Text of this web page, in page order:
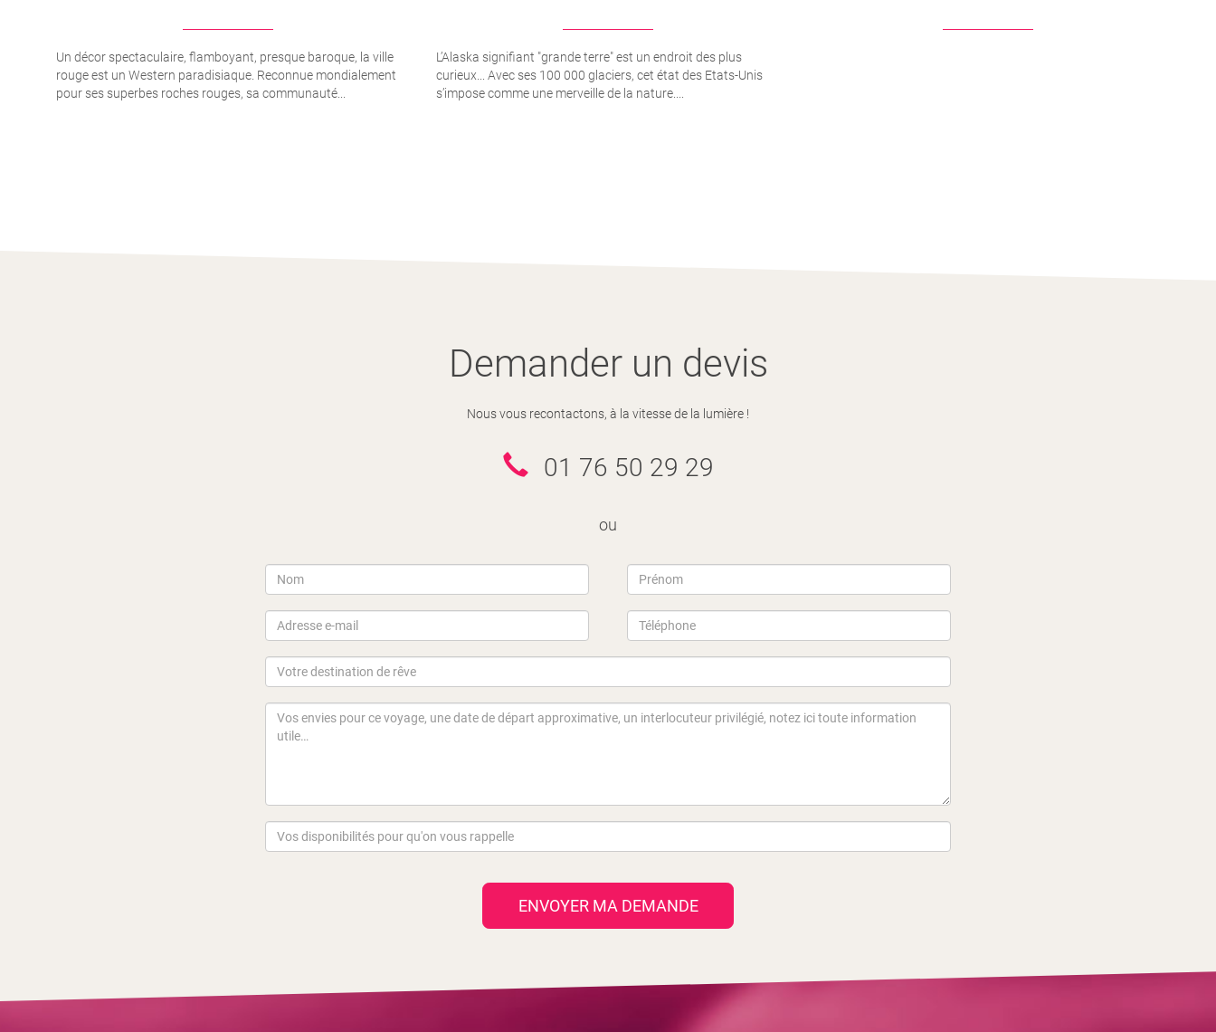
Un décor spectaculaire, flamboyant, presque baroque, la ville
rouge est un Western paradisiaque. Reconnue mondialement
pour ses superbes roches rouges, sa communauté...
L’Alaska signifiant "grande terre" est un endroit des plus
curieux... Avec ses 100 000 glaciers, cet état des Etats-Unis
s’impose comme une merveille de la nature....
Demander un devis
Nous vous recontactons, à la vitesse de la lumière !
01 76 50 29 29
ou
ENVOYER MA DEMANDE